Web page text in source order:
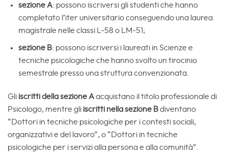
sezione A: possono iscriversi gli studenti che hanno
completato l’iter universitario conseguendo una laurea
magistrale nelle classi L-58 o LM-51;
sezione B: possono iscriversi i laureati in Scienze e
tecniche psicologiche che hanno svolto un tirocinio
semestrale presso una struttura convenzionata.
Gli iscritti della sezione Aacquistano il titolo professionale di
Psicologo, mentre gli iscritti nella sezione Bdiventano
“Dottori in tecniche psicologiche per i contesti sociali,
organizzativi e del lavoro”, o “Dottori in tecniche
psicologiche per i servizi alla persona e alla comunità”.